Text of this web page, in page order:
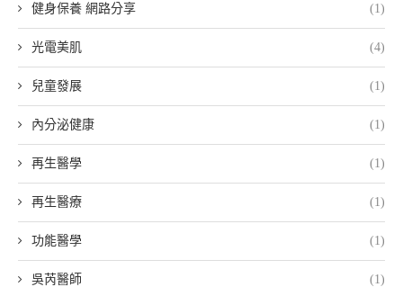
健身保養 網路分享 (1)
光電美肌 (4)
兒童發展 (1)
內分泌健康 (1)
再生醫學 (1)
再生醫療 (1)
功能醫學 (1)
吳芮醫師 (1)